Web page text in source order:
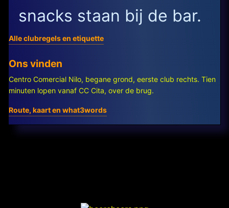
snacks staan bij de bar.
Alle clubregels en etiquette
Ons vinden
Centro Comercial Nilo, begane grond, eerste club rechts. Tien
minuten lopen vanaf CC Cita, over de brug.
Route, kaart en what3words